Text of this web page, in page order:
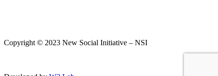
Copyright © 2023 New Social Initiative – NSI